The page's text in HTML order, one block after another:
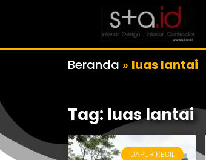
Beranda » luas lantai
Tag: luas lantai
DAPUR KECIL